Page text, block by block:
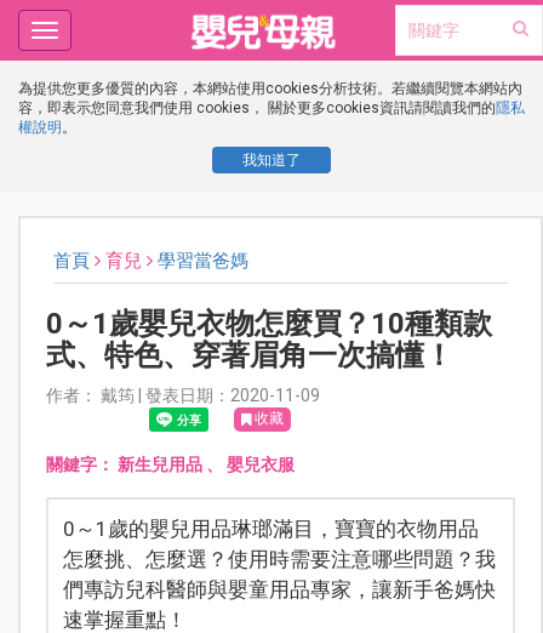
為提供您更多優質的內容，本網站使用cookies分析技術。若繼續閱覽本網站內
容，即表示您同意我們使用 cookies， 關於更多cookies資訊請閱讀我們的隱私
權說明 。
我知道了
Toggle
navigation
首頁 育兒 學習當爸媽
0～1歲嬰兒衣物怎麼買？10種類款
式、特色、穿著眉角一次搞懂！
作者： 戴筠 | 發表日期：2020-11-09
收藏
關鍵字： 新生兒用品、 嬰兒衣服
0～1歲的嬰兒用品琳瑯滿目，寶寶的衣物用品
怎麼挑、怎麼選？使用時需要注意哪些問題？我
們專訪兒科醫師與嬰童用品專家，讓新手爸媽快
速掌握重點！